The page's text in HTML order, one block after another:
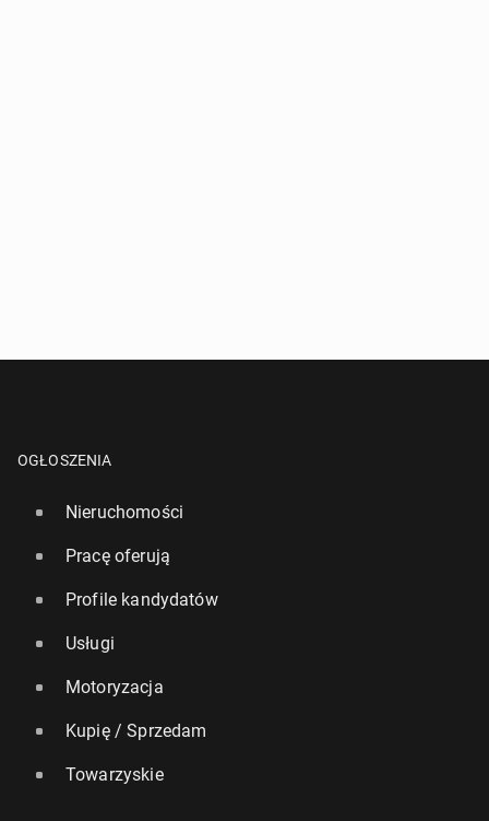
OGŁOSZENIA
Nieruchomości
Pracę oferują
Profile kandydatów
Usługi
Motoryzacja
Kupię / Sprzedam
Towarzyskie